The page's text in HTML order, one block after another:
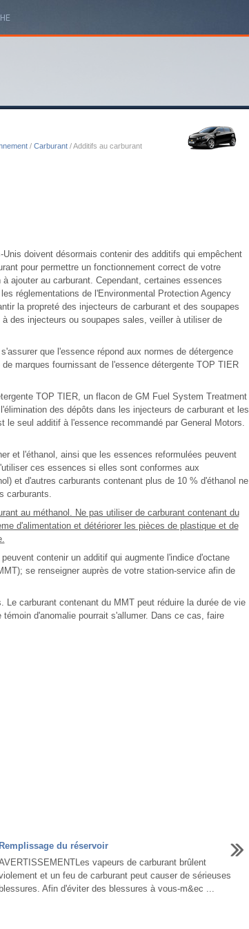
/ Carburant/ Additifs au carburant
doivent désormais contenir des additifs qui empêchent
pour permettre un fonctionnement correct de votre
ajouter au carburant. Cependant, certaines essences
réglementations de l'Environmental Protection Agency
la propreté des injecteurs de carburant et des soupapes
des injecteurs ou soupapes sales, veiller à utiliser de
que l'essence répond aux normes de détergence
marques fournissant de l'essence détergente TOP TIER
TOP TIER, un flacon de GM Fuel System Treatment
des dépôts dans les injecteurs de carburant et les
seul additif à l'essence recommandé par General Motors.
et l'éthanol, ainsi que les essences reformulées peuvent
ces essences si elles sont conformes aux
et d'autres carburants contenant plus de 10 % d'éthanol ne
carburants.
au méthanol. Ne pas utiliser de carburant contenant du
d'alimentation et détériorer les pièces de plastique et de
contenir un additif qui augmente l'indice d'octane
se renseigner auprès de votre station-service afin de
carburant contenant du MMT peut réduire la durée de vie
d'anomalie pourrait s'allumer. Dans ce cas, faire
Remplissage du réservoir
vapeurs de carburant brûlent
et un feu de carburant peut causer de sérieuses
blessures. Afin d'éviter des blessures à vous-m&ec ...